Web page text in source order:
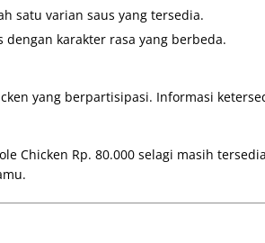
satu varian saus yang tersedia.
karakter rasa yang berbeda.
yang berpartisipasi. Informasi
Chicken Rp. 80.000 selagi masih